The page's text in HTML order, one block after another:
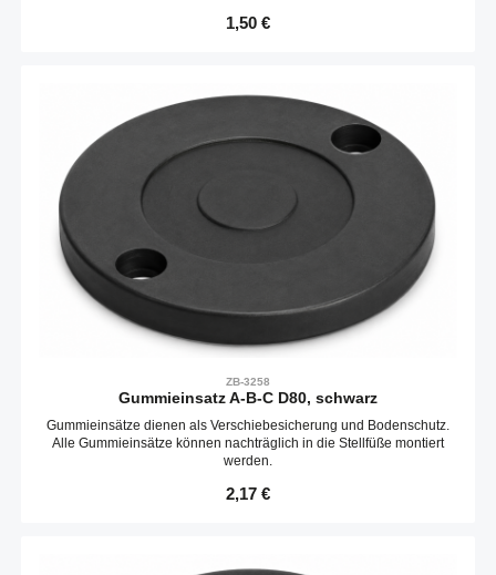
Regulärer Preis:
1,50 €
ZB-3258
Gummieinsatz A-B-C D80, schwarz
Gummieinsätze dienen als Verschiebesicherung und Bodenschutz.
Alle Gummieinsätze können nachträglich in die Stellfüße montiert
werden.
Regulärer Preis:
2,17 €